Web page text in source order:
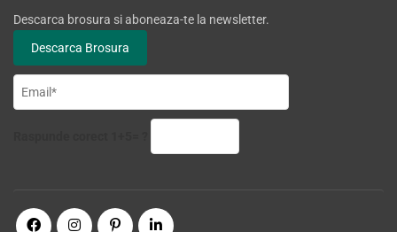
Descarca brosura si aboneaza-te la newsletter.